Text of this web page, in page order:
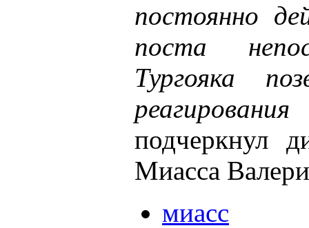
постоянно
поста
Тургояка
подчеркнул
Миасса
миасс